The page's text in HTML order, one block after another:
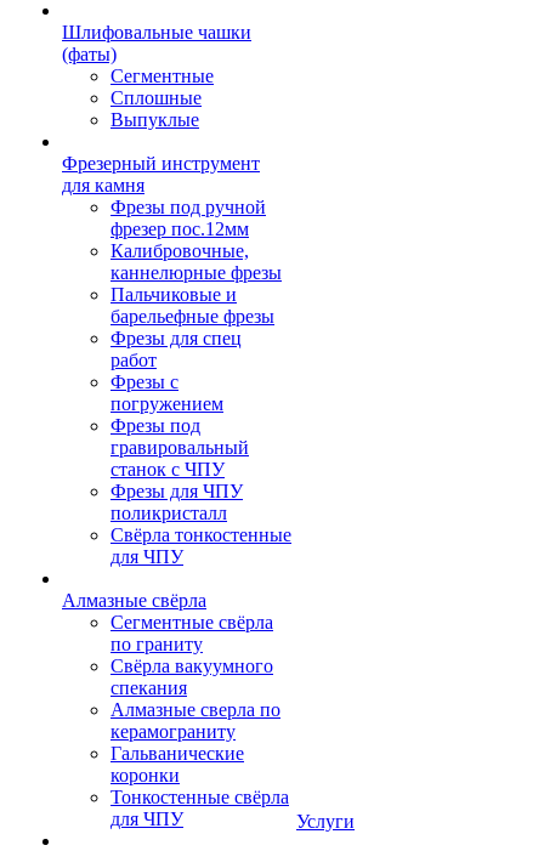
Шлифовальные чашки
(фаты)
Сегментные
Сплошные
Выпуклые
Фрезерный инструмент
для камня
Фрезы под ручной
фрезер пос.12мм
Калибровочные,
каннелюрные фрезы
Пальчиковые и
барельефные фрезы
Фрезы для спец
работ
Фрезы с
погружением
Фрезы под
гравировальный
станок с ЧПУ
Фрезы для ЧПУ
поликристалл
Свёрла тонкостенные
для ЧПУ
Алмазные свёрла
Сегментные свёрла
по граниту
Свёрла вакуумного
спекания
Алмазные сверла по
керамограниту
Гальванические
коронки
Тонкостенные свёрла
для ЧПУ
Услуги